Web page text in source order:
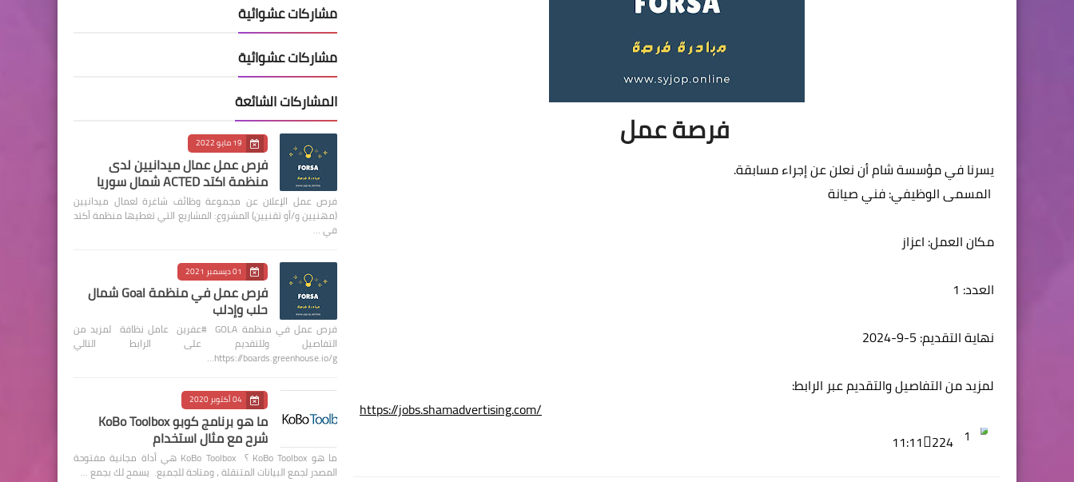
فرصة عمل
لمزيد من التفاصيل والتقديم عبر الرابط:
https://jobs.shamadvertising.com/
1
مشاركات عشوائية
مشاركات عشوائية
المشاركات الشائعة
19 مايو 2022
فرص عمل عمال ميدانيين لدى
منظمة اكتد ACTED شمال سوريا
فرص عمل الإعلان عن مجموعة وظائف شاغرة لعمال ميدانيين
(مهنيين و/أو تقنيين) المشروع: المشاريع التي تغطيها منظمة أكتد
في …
01 ديسمبر 2021
فرص عمل في منظمة Goal شمال
حلب وإدلب
فرص عمل في منظمة GOLA #عفرين عامل نظافة لمزيد من
التفاصيل وللتقديم على الرابط التالي
https://boards.greenhouse.io/g…
04 أكتوبر 2020
ما هو برنامج كوبو KoBo Toolbox
شرح مع مثال استخدام
ما هو KoBo Toolbox ؟ KoBo Toolbox هي أداة مجانية مفتوحة
المصدر لجمع البيانات المتنقلة ، ومتاحة للجميع. يسمح لك بجمع …